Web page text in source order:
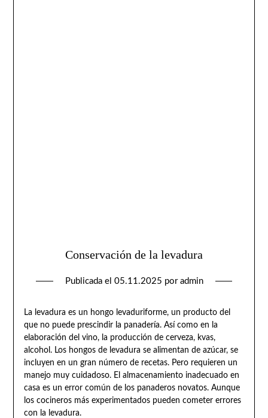
Conservación de la levadura
Publicada el 05.11.2025 por admin
La levadura es un hongo levaduriforme, un producto del
que no puede prescindir la panadería. Así como en la
elaboración del vino, la producción de cerveza, kvas,
alcohol. Los hongos de levadura se alimentan de azúcar, se
incluyen en un gran número de recetas. Pero requieren un
manejo muy cuidadoso. El almacenamiento inadecuado en
casa es un error común de los panaderos novatos. Aunque
los cocineros más experimentados pueden cometer errores
con la levadura.